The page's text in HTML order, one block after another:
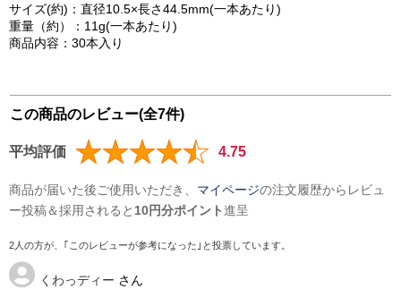
サイズ(約)：直径10.5×長さ44.5mm(一本あたり)
重量（約）：11g(一本あたり)
商品内容：30本入り
この商品のレビュー(全7件)
平均評価 4.75
商品が届いた後ご使用いただき、 マイページの注文履歴からレビュ
ー投稿＆採用されると 10円分ポイント進呈
2人の方が、｢このレビューが参考になった｣と投票しています。
くわっディー さん